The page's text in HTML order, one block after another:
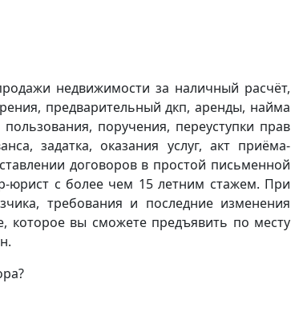
недвижимости за наличный расчёт,
предварительный дкп, аренды, найма
поручения, переуступки прав
задатка, оказания услуг, акт приёма-
договоров в простой письменной
юрист с более чем 15 летним стажем. При
требования и последние изменения
которое вы сможете предъявить по месту